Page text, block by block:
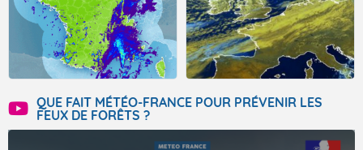
QUE FAIT MÉTÉO-FRANCE POUR PRÉVENIR LES
FEUX DE FORÊTS ?